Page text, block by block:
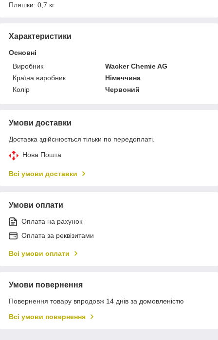
Пляшки: 0,7 кг
Характеристики
Основні
Виробник
Wacker Chemie AG
Країна виробник
Німеччина
Колір
Червоний
Умови доставки
Доставка здійснюється тільки по передоплаті.
Нова Пошта
Всі умови доставки
Умови оплати
Оплата на рахунок
Оплата за реквізитами
Всі умови оплати
Умови повернення
Повернення товару впродовж 14 днів за домовленістю
Всі умови повернення